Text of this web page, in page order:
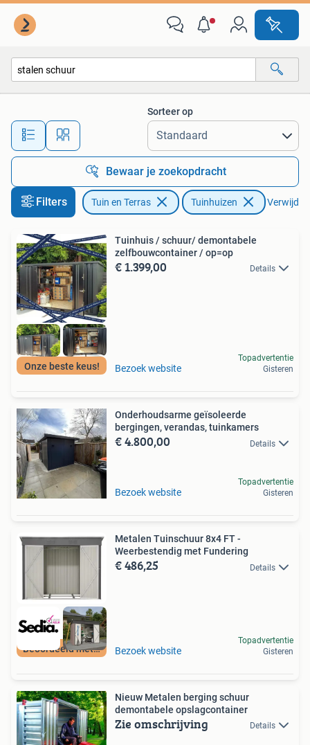
Alle afstanden…
Sorteer op
Bewaar je zoekopdracht
Filters Tuin en Terras Tuinhuizen Verwijder
Onze beste keus!
Tuinhuis / schuur/ demontabele
zelfbouwcontainer / op=op
€ 1.399,00 Details
Bezoek website
Topadvertentie
Gisteren
Onderhoudsarme geïsoleerde
bergingen, verandas, tuinkamers
€ 4.800,00 Details
Bezoek website
Topadvertentie
Gisteren
Beoordeeld met 9+
Metalen Tuinschuur 8x4 FT -
Weerbestendig met Fundering
€ 486,25 Details
Bezoek website
Topadvertentie
Gisteren
Nieuw Metalen berging schuur
demontabele opslagcontainer
Zie omschrijving Details